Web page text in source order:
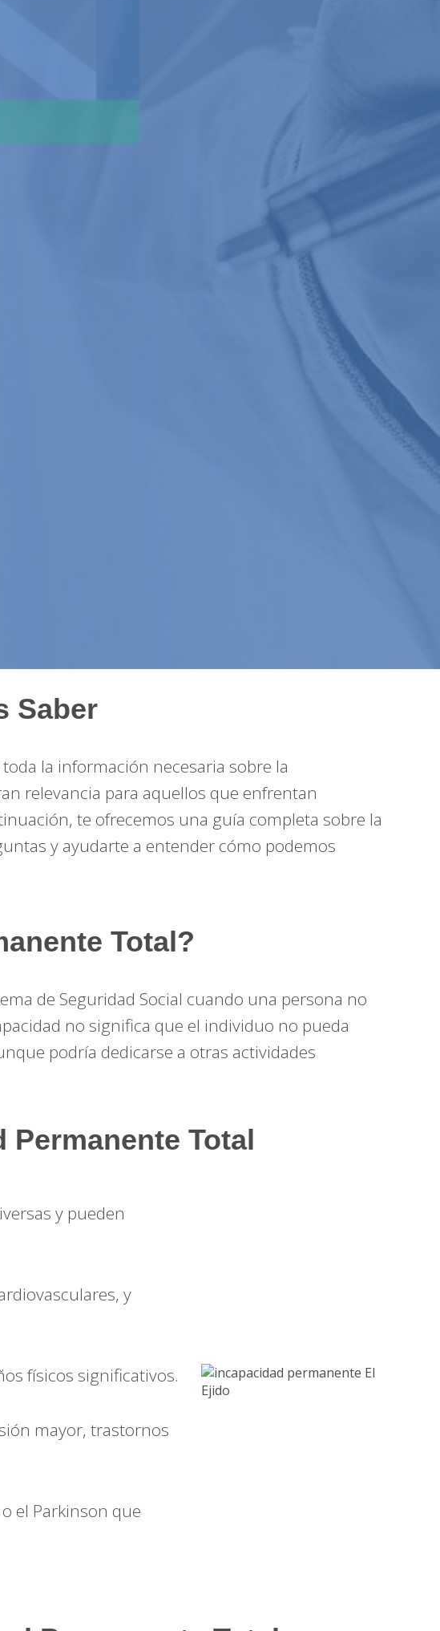
Saber
la información necesaria sobre la
relevancia para aquellos que enfrentan
te ofrecemos una guía completa sobre la
y ayudarte a entender cómo podemos
Total?
de Seguridad Social cuando una persona no
no significa que el individuo no pueda
podría dedicarse a otras actividades
Permanente Total
y pueden
y
físicos significativos.
mayor, trastornos
el Parkinson que